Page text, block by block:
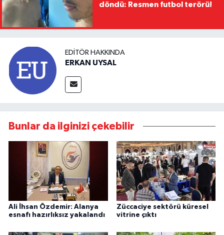
döndü: Resmen futbol terörü!
EDITÖR HAKKINDA
ERKAN UYSAL
Bunlar da ilginizi çekebilir
Ali İhsan Özdemir: Alanya
esnafı hazırlıksız yakalandı
Züccaciye sektörü küresel
vitrine çıktı